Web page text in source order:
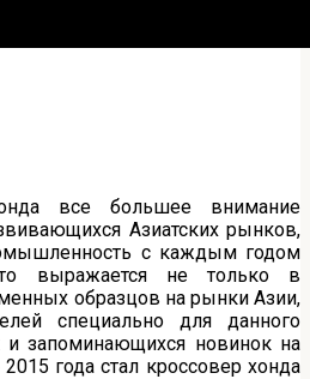
все большее внимание
Азиатских рынков,
с каждым годом
выражается не только в
образцов на рынки Азии,
специально для данного
запоминающихся новинок на
года стал кроссовер хонда